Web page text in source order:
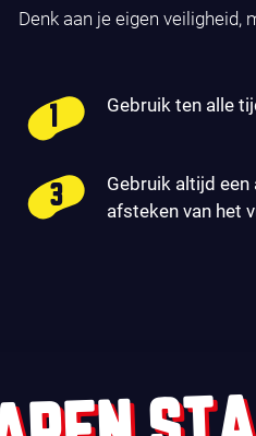
Denk aan je eigen
Gebruik ten alle
Gebruik altijd
afsteken van het